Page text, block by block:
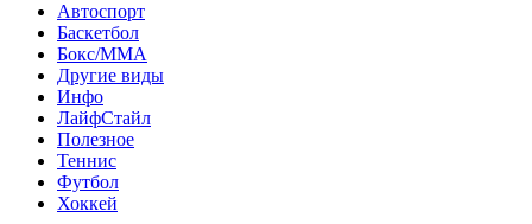
Автоспорт
Баскетбол
Бокс/MMA
Другие виды
Инфо
ЛайфСтайл
Полезное
Теннис
Футбол
Хоккей